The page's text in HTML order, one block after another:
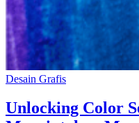
Desain Grafis
Unlocking Color